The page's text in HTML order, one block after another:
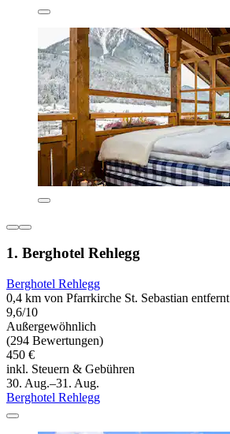
1. Berghotel Rehlegg
Berghotel Rehlegg
0,4 km von Pfarrkirche St. Sebastian entfernt
9,6/10
Außergewöhnlich
(294 Bewertungen)
450 €
inkl. Steuern & Gebühren
30. Aug.–31. Aug.
Berghotel Rehlegg